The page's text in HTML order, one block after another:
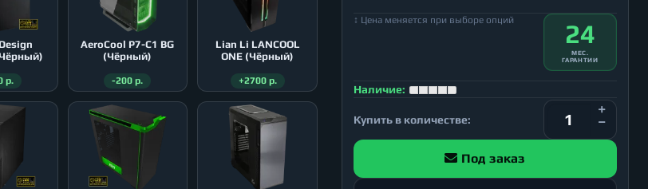
р.
AeroСool P7-C1 BG
(Чёрный)
-200 р.
Lian Li LANCOOL
ONE (Чёрный)
+2700 р.
↕ Цена меняется при выборе опций 24
МЕС.
ГАРАНТИИ
Наличие:
Купить в количестве:
Под заказ